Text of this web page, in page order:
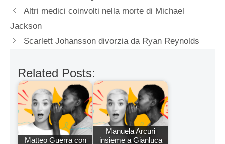
Altri medici coinvolti nella morte di Michael
Jackson
Scarlett Johansson divorzia da Ryan Reynolds
Related Posts:
Matteo Guerra con
Manuela Arcuri
insieme a Gianluca